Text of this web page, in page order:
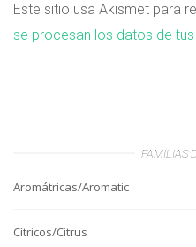
Este sitio usa Akismet para
se procesan los datos de
FAMILIAS
Aromátricas/Aromatic
Cítricos/Citrus